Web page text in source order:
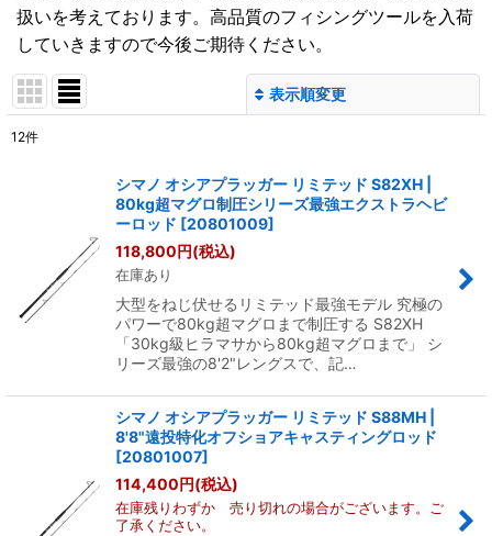
扱いを考えております。高品質のフィシングツールを入荷
していきますので今後ご期待ください。
表示順変更
12件
シマノ オシアプラッガー リミテッド S82XH |
80kg超マグロ制圧シリーズ最強エクストラヘビ
ーロッド [20801009]
118,800円(税込)
在庫あり
大型をねじ伏せるリミテッド最強モデル 究極の
パワーで80kg超マグロまで制圧する S82XH
「30kg級ヒラマサから80kg超マグロまで」 シ
リーズ最強の8'2"レングスで、記…
シマノ オシアプラッガー リミテッド S88MH |
8'8"遠投特化オフショアキャスティングロッド
[20801007]
114,400円(税込)
在庫残りわずか 売り切れの場合がございます。ご
了承ください。